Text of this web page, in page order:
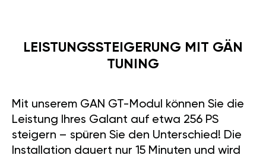
LEISTUNGSSTEIGERUNG MIT GÄN
TUNING
Mit unserem GAN GT-Modul können Sie die
Leistung Ihres Galant auf etwa 256 PS
steigern – spüren Sie den Unterschied! Die
Installation dauert nur 15 Minuten und wird